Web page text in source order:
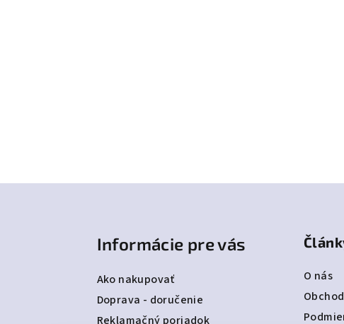
Informácie pre vás
Ako nakupovať
Doprava - doručenie
Reklamačný poriadok
O nás